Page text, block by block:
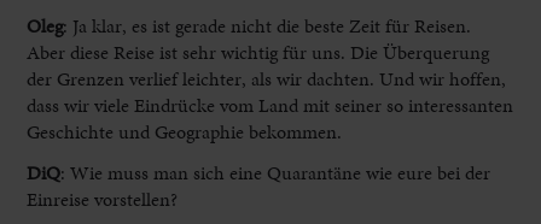
Oleg: Ja klar, es ist gerade nicht die beste Zeit für Reisen.
Aber diese Reise ist sehr wichtig für uns. Die Überquerung
der Grenzen verlief leichter, als wir dachten. Und wir hoffen,
dass wir viele Eindrücke vom Land mit seiner so interessanten
Geschichte und Geographie bekommen.
DiQ: Wie muss man sich eine Quarantäne wie eure bei der
Einreise vorstellen?